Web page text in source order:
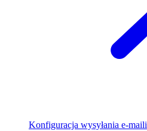
Konfiguracja wysyłania e-maili